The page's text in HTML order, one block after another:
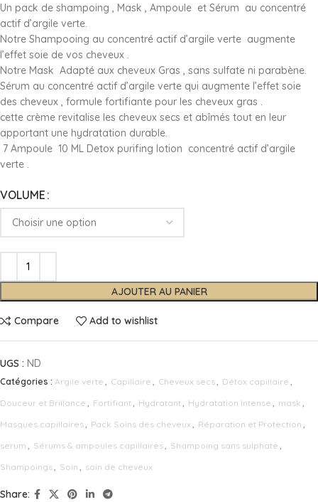
Un pack de shampoing , Mask , Ampoule et Sérum au concentré
actif d’argile verte.
Notre Shampooing au concentré actif d’argile verte augmente
l’effet soie de vos cheveux .
Notre Mask Adapté aux cheveux Gras , sans sulfate ni parabène.
Sérum au concentré actif d’argile verte qui augmente l’effet soie
des cheveux , formule fortifiante pour les cheveux gras .
cette crème revitalise les cheveux secs et abîmés tout en leur
apportant une hydratation durable.
7 Ampoule 10 ML Detox purifing lotion concentré actif d’argile
verte .
VOLUME
AJOUTER AU PANIER
Compare Add to wishlist
UGS : ND
Catégories : Argile verte Capillaire Cheveux secs Détox capillaire
Douceur et Brillance
Fortifiant Hydratant Hydratation Intense mask
Masques capillaires
Pack Soins des cheveux Réparation et Protection
serum
Sérums & ampoules capillaires Shampoing sans sulphate
Shampoings
Soin soin de cheveux
Share: